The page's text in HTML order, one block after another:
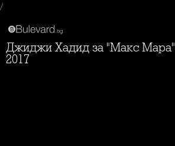
/
Джиджи Хадид за "Макс Мара", пролет-лято
2017